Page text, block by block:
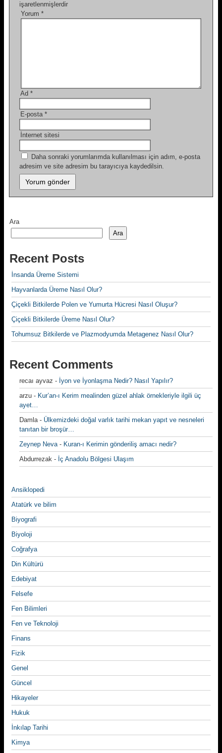
işaretlenmişlerdir
Yorum *
Ad *
E-posta *
İnternet sitesi
Daha sonraki yorumlarımda kullanılması için adım, e-posta
adresim ve site adresim bu tarayıcıya kaydedilsin.
Ara
Ara
Recent Posts
İnsanda Üreme Sistemi
Hayvanlarda Üreme Nasıl Olur?
Çiçekli Bitkilerde Polen ve Yumurta Hücresi Nasıl Oluşur?
Çiçekli Bitkilerde Üreme Nasıl Olur?
Tohumsuz Bitkilerde ve Plazmodyumda Metagenez Nasıl Olur?
Recent Comments
recaı ayvaz - İyon ve İyonlaşma Nedir? Nasıl Yapılır?
arzu - Kur’an-ı Kerim mealinden güzel ahlak örnekleriyle ilgili üç
ayet…
Damla- Ülkemizdeki doğal varlık tarihi mekan yapıt ve nesneleri
tanıtan bir broşür…
Zeynep Neva- Kuran-ı Kerimin gönderiliş amacı nedir?
Abdurrezak - İç Anadolu Bölgesi Ulaşım
Ansiklopedi
Atatürk ve bilim
Biyografi
Biyoloji
Coğrafya
Din Kültürü
Edebiyat
Felsefe
Fen Bilimleri
Fen ve Teknoloji
Finans
Fizik
Genel
Güncel
Hikayeler
Hukuk
İnkılap Tarihi
Kimya